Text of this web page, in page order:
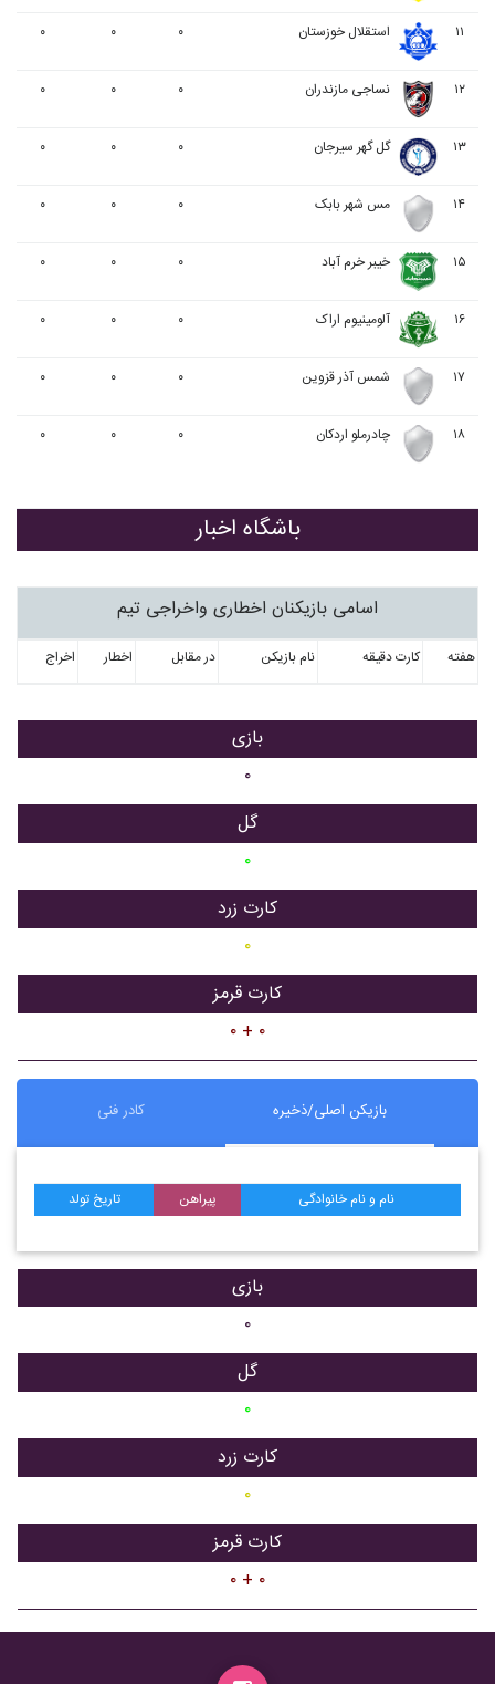
۱۱ استقلال خوزستان ۰ ۰ ۰
۱۲ نساجی مازندران ۰ ۰ ۰
۱۳ گل گهر سیرجان ۰ ۰ ۰
۱۴ مس شهر بابک ۰ ۰ ۰
۱۵ خيبر خرم آباد ۰ ۰ ۰
۱۶ آلومينيوم اراک ۰ ۰ ۰
۱۷ شمس آذر قزوین ۰ ۰ ۰
۱۸ چادرملو اردکان ۰ ۰ ۰
باشگاه اخبار
اسامی بازیکنان اخطاری واخراجی تیم
هفته کارت دقیقه نام بازیکن در مقابل اخطار اخراج
بازی
۰
گل
۰
کارت زرد
۰
کارت قرمز
۰ + ۰
بازیکن اصلی/ذخیره کادر فنی
نام و نام خانوادگی پیراهن تاریخ تولد
بازی
۰
گل
۰
کارت زرد
۰
کارت قرمز
۰ + ۰